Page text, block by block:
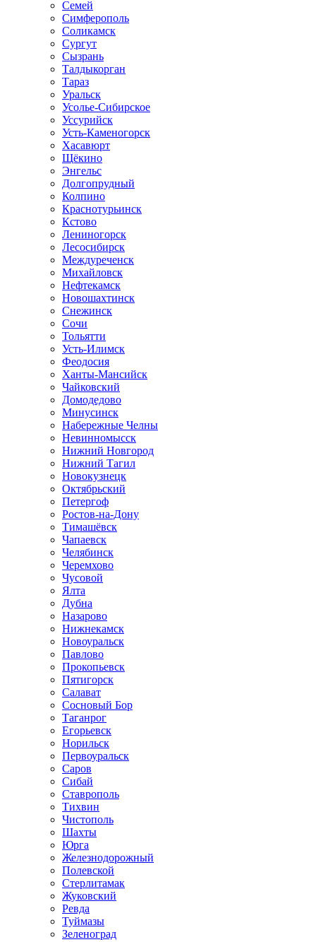
Семей
Симферополь
Соликамск
Сургут
Сызрань
Талдыкорган
Тараз
Уральск
Усолье-Сибирское
Уссурийск
Усть-Каменогорск
Хасавюрт
Щёкино
Энгельс
Долгопрудный
Колпино
Краснотурьинск
Кстово
Лениногорск
Лесосибирск
Междуреченск
Михайловск
Нефтекамск
Новошахтинск
Снежинск
Сочи
Тольятти
Усть-Илимск
Феодосия
Ханты-Мансийск
Чайковский
Домодедово
Минусинск
Набережные Челны
Невинномысск
Нижний Новгород
Нижний Тагил
Новокузнецк
Октябрьский
Петергоф
Ростов-на-Дону
Тимашёвск
Чапаевск
Челябинск
Черемхово
Чусовой
Ялта
Дубна
Назарово
Нижнекамск
Новоуральск
Павлово
Прокопьевск
Пятигорск
Салават
Сосновый Бор
Таганрог
Егорьевск
Норильск
Первоуральск
Саров
Сибай
Ставрополь
Тихвин
Чистополь
Шахты
Юрга
Железнодорожный
Полевской
Стерлитамак
Жуковский
Ревда
Туймазы
Зеленоград